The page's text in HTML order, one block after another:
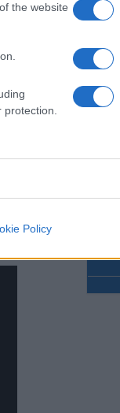
the website
Policy